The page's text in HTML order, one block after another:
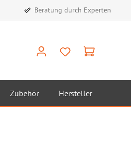
Beratung durch Experten
Zubehör Hersteller